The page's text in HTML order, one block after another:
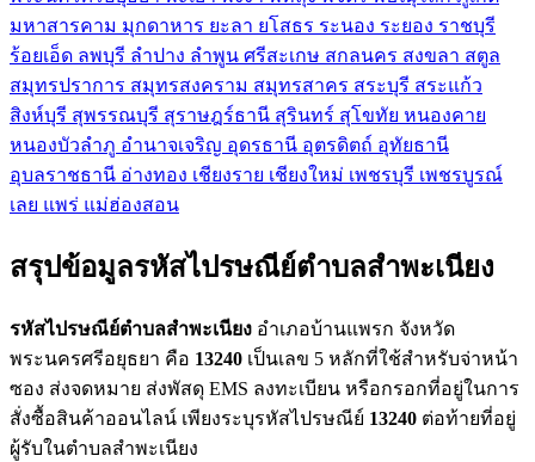
มหาสารคาม มุกดาหาร ยะลา ยโสธร ระนอง ระยอง ราชบุรี
ร้อยเอ็ด ลพบุรี ลำปาง ลำพูน ศรีสะเกษ สกลนคร สงขลา สตูล
สมุทรปราการ สมุทรสงคราม สมุทรสาคร สระบุรี สระแก้ว
สิงห์บุรี สุพรรณบุรี สุราษฎร์ธานี สุรินทร์ สุโขทัย หนองคาย
หนองบัวลำภู อำนาจเจริญ อุดรธานี อุตรดิตถ์ อุทัยธานี
อุบลราชธานี อ่างทอง เชียงราย เชียงใหม่ เพชรบุรี เพชรบูรณ์
เลย แพร่ แม่ฮ่องสอน
สรุปข้อมูลรหัสไปรษณีย์ตำบลสำพะเนียง
รหัสไปรษณีย์ตำบลสำพะเนียง อำเภอบ้านแพรก จังหวัด
พระนครศรีอยุธยา คือ 13240 เป็นเลข 5 หลักที่ใช้สำหรับจ่าหน้า
ซอง ส่งจดหมาย ส่งพัสดุ EMS ลงทะเบียน หรือกรอกที่อยู่ในการ
สั่งซื้อสินค้าออนไลน์ เพียงระบุรหัสไปรษณีย์ 13240 ต่อท้ายที่อยู่
ผู้รับในตำบลสำพะเนียง